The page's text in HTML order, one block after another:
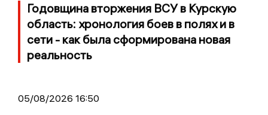
Годовщина вторжения ВСУ в Курскую
область: хронология боев в полях и в
сети - как была сформирована новая
реальность
05/08/2026 16:50